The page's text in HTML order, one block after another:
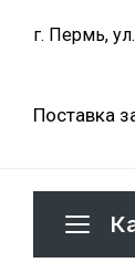
г. Пермь,
Поставка